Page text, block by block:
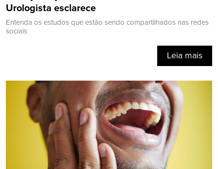
Urologista esclarece
Entenda os estudos que estão sendo compartilhados nas redes
sociais
Leia mais